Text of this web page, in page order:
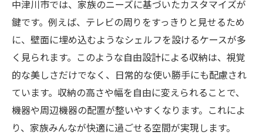
中津川市では、家族のニーズに基づいたカスタマイズが
鍵です。例えば、テレビの周りをすっきりと見せるため
に、壁面に埋め込むようなシェルフを設けるケースが多
く見られます。このような自由設計による収納は、視覚
的な美しさだけでなく、日常的な使い勝手にも配慮され
ています。収納の高さや幅を自由に変えられることで、
機器や周辺機器の配置が整いやすくなります。これによ
り、家族みんなが快適に過ごせる空間が実現します。